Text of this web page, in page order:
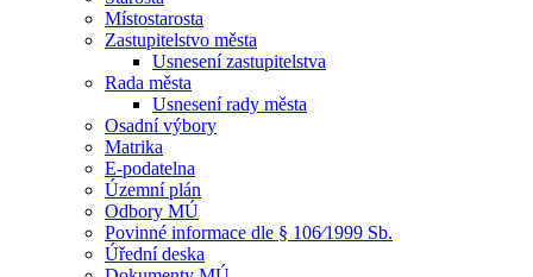
Místostarosta
Zastupitelstvo města
Usnesení zastupitelstva
Rada města
Usnesení rady města
Osadní výbory
Matrika
E-podatelna
Územní plán
Odbory MÚ
Povinné informace dle § 106⁄1999 Sb.
Úřední deska